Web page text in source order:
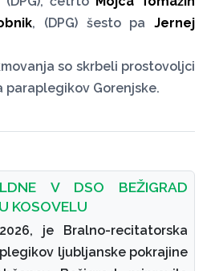
, (DPG) šesto paJernej
so skrbeli prostovoljci
paraplegikov Gorenjske.
V DSO BEŽIGRAD
KOSOVELU
je Bralno-recitatorska
ljubljanske pokrajine